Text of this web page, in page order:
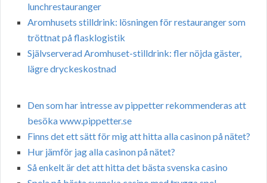
lunchrestauranger
Aromhusets stilldrink: lösningen för restauranger som
tröttnat på flasklogistik
Självserverad Aromhuset-stilldrink: fler nöjda gäster,
lägre dryckeskostnad
Den som har intresse av pippetter rekommenderas att
besöka www.pippetter.se
Finns det ett sätt för mig att hitta alla casinon på nätet?
Hur jämför jag alla casinon på nätet?
Så enkelt är det att hitta det bästa svenska casino